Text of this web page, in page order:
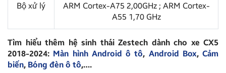
Bộ xử lý
ARM Cortex-A75 2,00GHz ; ARM Cortex-
A55 1,70 GHz
Tìm hiểu thêm hệ sinh thái Zestech dành cho xe CX5
2018-2024: Màn hình Android ô tô, Android Box, Cảm
biến, Bóng đèn ô tô,….